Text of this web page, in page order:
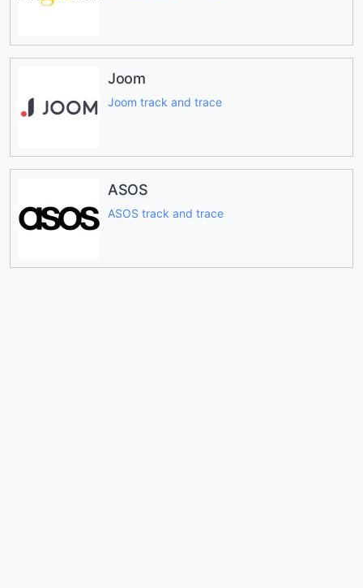
Joom
Joom track and trace
ASOS
ASOS track and trace